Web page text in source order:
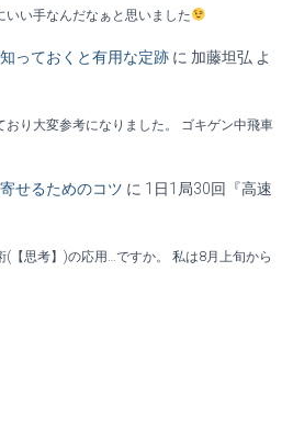
いい手なんだなぁと思いました
っておくと有用な定跡 に 加藤坦弘 よ
おり大変参考になりました。 ゴキゲン中飛車
せるためのコツ に 1日1局30回『高速
(【思考】)の応用…ですか。 私は8月上旬から